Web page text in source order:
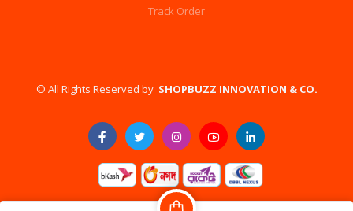
Track Order
©️ All Rights Reserved by SHOPBUZZ INNOVATION & CO.